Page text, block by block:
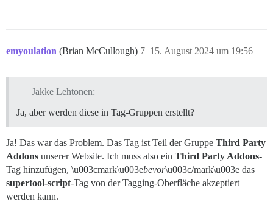
emyoulation (Brian McCullough) 15. August 2024 um 19:56
7
Jakke Lehtonen:
Ja, aber werden diese in Tag-Gruppen erstellt?
Ja! Das war das Problem. Das Tag ist Teil der Gruppe Third Party
Addons unserer Website. Ich muss also ein Third Party Addons-
Tag hinzufügen, \u003cmark\u003ebevor\u003c/mark\u003e das
supertool-script-Tag von der Tagging-Oberfläche akzeptiert
werden kann.